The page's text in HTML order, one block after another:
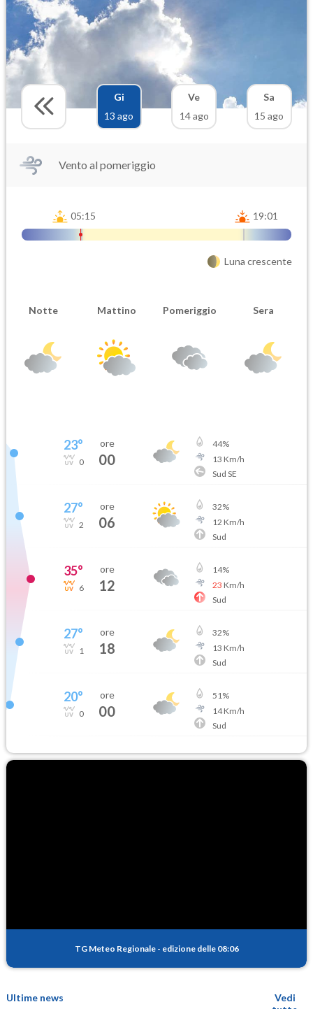
Gi
13 ago
Ve
14 ago
Sa
15 ago
Vento al pomeriggio
05:15 19:01
Luna crescente
Notte Mattino Pomeriggio Sera
23°
0
ore
00
44%
13 Km/h
Sud SE
27°
2
ore
06
32%
12 Km/h
Sud
35°
6
ore
12
14%
23 Km/h
Sud
27°
1
ore
18
32%
13 Km/h
Sud
20°
0
ore
00
51%
14Km/h
Sud
TG Meteo Regionale - edizione delle 08:06
Ultime news
Vedi